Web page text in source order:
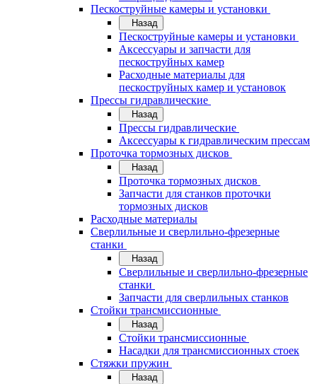
Пескоструйные камеры и установки
Назад
Пескоструйные камеры и установки
Аксессуары и запчасти для
пескоструйных камер
Расходные материалы для
пескоструйных камер и установок
Прессы гидравлические
Назад
Прессы гидравлические
Аксессуары к гидравлическим прессам
Проточка тормозных дисков
Назад
Проточка тормозных дисков
Запчасти для станков проточки
тормозных дисков
Расходные материалы
Сверлильные и сверлильно-фрезерные
станки
Назад
Сверлильные и сверлильно-фрезерные
станки
Запчасти для сверлильных станков
Стойки трансмиссионные
Назад
Стойки трансмиссионные
Насадки для трансмиссионных стоек
Стяжки пружин
Назад